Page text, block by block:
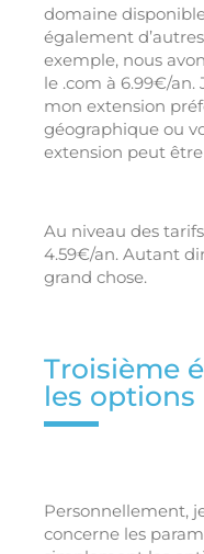
domaine
également
exemple, nous
le .com à 6.99€/an.
mon extension
géographique ou
extension peut
Au niveau des
4.59€/an. Autant
grand chose.
Troisième
les options
Personnellement,
concerne les